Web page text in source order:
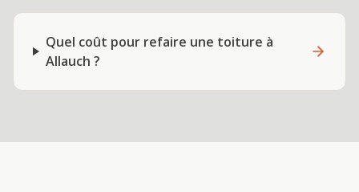
Quel coût pour refaire une toiture à
Allauch ?